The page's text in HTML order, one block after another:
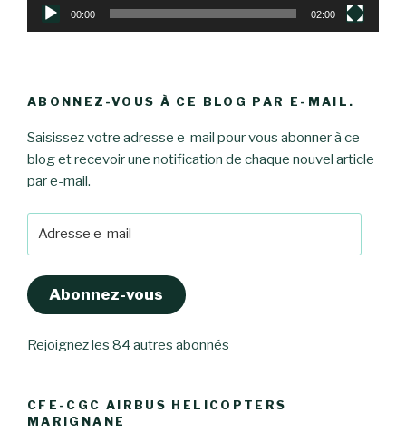
00:00 02:00
ABONNEZ-VOUS À CE BLOG PAR E-MAIL.
Saisissez votre adresse e-mail pour vous abonner à ce
blog et recevoir une notification de chaque nouvel article
par e-mail.
Abonnez-vous
Rejoignez les 84 autres abonnés
CFE-CGC AIRBUS HELICOPTERS
MARIGNANE